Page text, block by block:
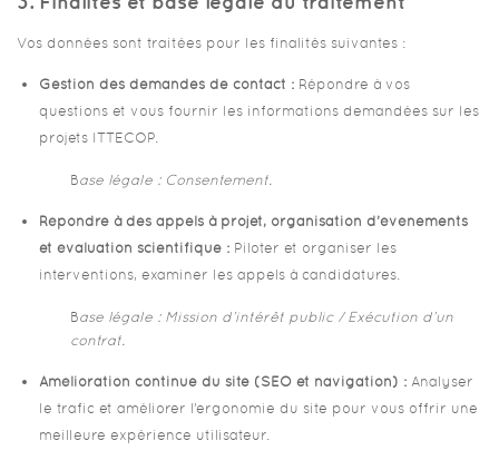
Vos données sont traitées pour les finalités suivantes :
Gestion des demandes de contact : Répondre à vos
questions et vous fournir les informations demandées sur les
projets ITTECOP.
Base légale : Consentement.
Répondre à des appels à projet, organisation d’événements
et évaluation scientifique : Piloter et organiser les
interventions, examiner les appels à candidatures.
Base légale : Mission d’intérêt public / Exécution d’un
contrat.
Amélioration continue du site (SEO et navigation) : Analyser
le trafic et améliorer l’ergonomie du site pour vous offrir une
meilleure expérience utilisateur.